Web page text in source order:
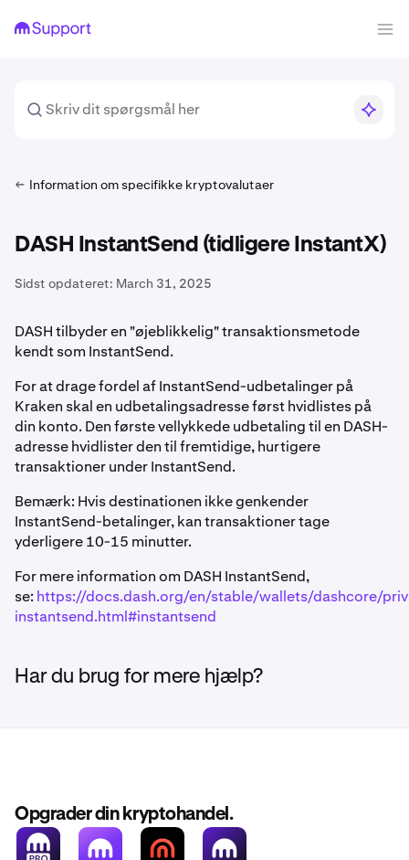
Information om specifikke kryptovalutaer
DASH InstantSend (tidligere InstantX)
Sidst opdateret: March 31, 2025
DASH tilbyder en "øjeblikkelig" transaktionsmetode
kendt som InstantSend.
For at drage fordel af InstantSend-udbetalinger på
Kraken skal en udbetalingsadresse først hvidlistes på
din konto. Den første vellykkede udbetaling til en DASH-
adresse hvidlister den til fremtidige, hurtigere
transaktioner under InstantSend.
Bemærk: Hvis destinationen ikke genkender
InstantSend-betalinger, kan transaktioner tage
yderligere 10-15 minutter.
For mere information om DASH InstantSend,
se: https://docs.dash.org/en/stable/wallets/dashcore/
instantsend.html#instantsend
Har du brug for mere hjælp?
Opgrader din kryptohandel.